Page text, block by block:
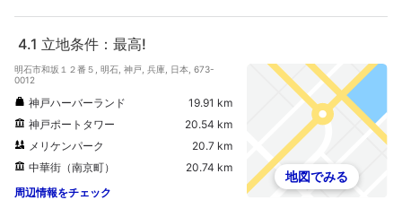
4.1 立地条件：最高!
明石市和坂１２番５, 明石, 神戸, 兵庫, 日本, 673-
0012
神戸ハーバーランド
19.91 km
神戸ポートタワー
20.54 km
メリケンパーク
20.7 km
中華街（南京町）
20.74 km
周辺情報をチェック
地図でみる